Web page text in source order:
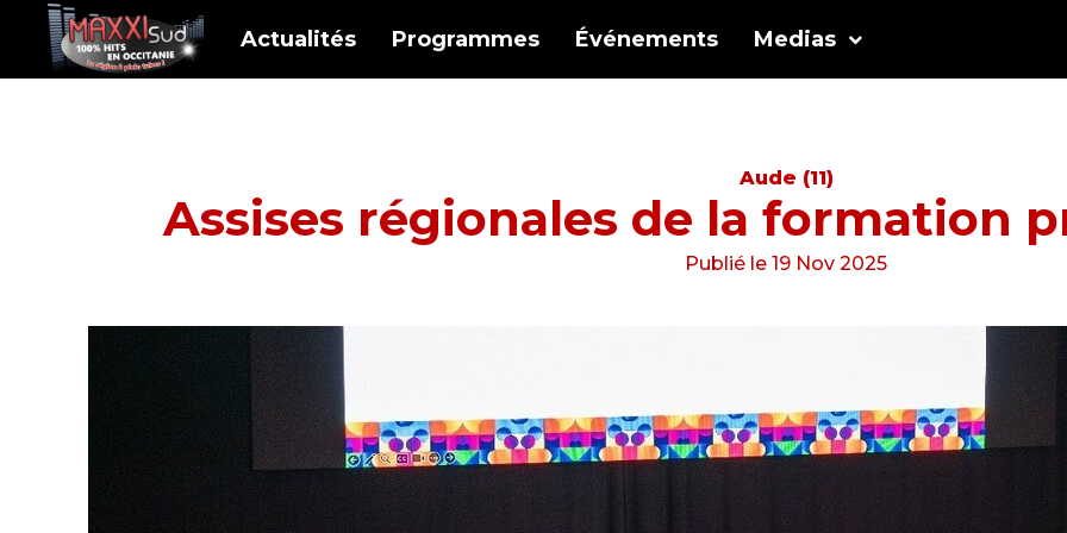
Actualités Programmes Événements Medias
Aude (11)
Assises régionales de la formation
Publié le 19 Nov 2025